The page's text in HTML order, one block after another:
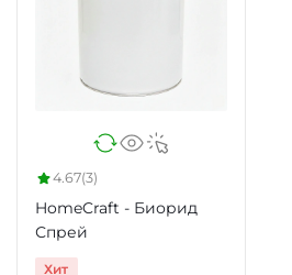
4.67(3)
HomeCraft - Биорид
Спрей
Хит